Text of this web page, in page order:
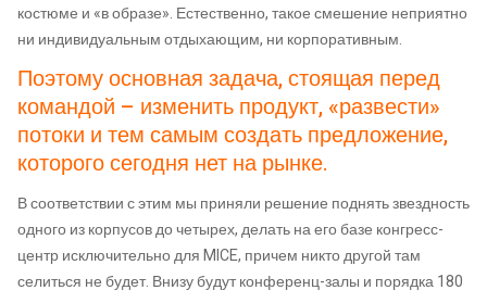
костюме и «в образе». Естественно, такое смешение неприятно
ни индивидуальным отдыхающим, ни корпоративным.
Поэтому основная задача, стоящая перед
командой – изменить продукт, «развести»
потоки и тем самым создать предложение,
которого сегодня нет на рынке.
В соответствии с этим мы приняли решение поднять звездность
одного из корпусов до четырех, делать на его базе конгресс-
центр исключительно для MICE, причем никто другой там
селиться не будет. Внизу будут конференц-залы и порядка 180